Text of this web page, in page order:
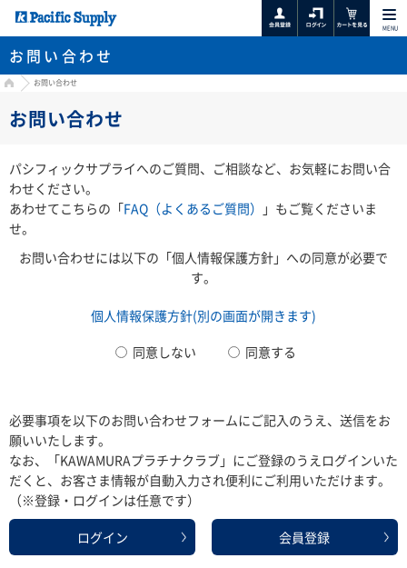
MENU
お問い合わせ
HOMEお問い合わせ
お問い合わせ
パシフィックサプライへのご質問、ご相談など、お気軽にお問い合
わせください。
あわせてこちらの「FAQ（よくあるご質問） 」もご覧くださいま
せ。
お問い合わせには以下の「個人情報保護方針」への同意が必要で
す。
個人情報保護方針(別の画面が開きます)
同意しない
同意する
必要事項を以下のお問い合わせフォームにご記入のうえ、送信をお
願いいたします。
なお、「KAWAMURAプラチナクラブ」にご登録のうえログインいた
だくと、お客さま情報が自動入力され便利にご利用いただけます。
（※登録・ログインは任意です）
ログイン 会員登録